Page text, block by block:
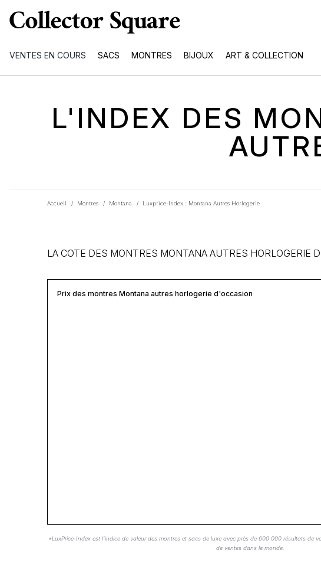
VENTES EN COURS SACS MONTRES BIJOUX ART & COLLECTION
L'INDEX DES
Accueil / Montres / Montana / Luxprice-Index : Montana Autres Horlogerie
LA COTE DES MONTRES MONTANA AUTRES HORLOGERIE
Prix des montres Montana autres horlogerie d'occasion
*LuxPrice-Index est l'indice de valeur des montres et sacs de luxe avec près de 600 000 résultats de
de ventes dans le monde.